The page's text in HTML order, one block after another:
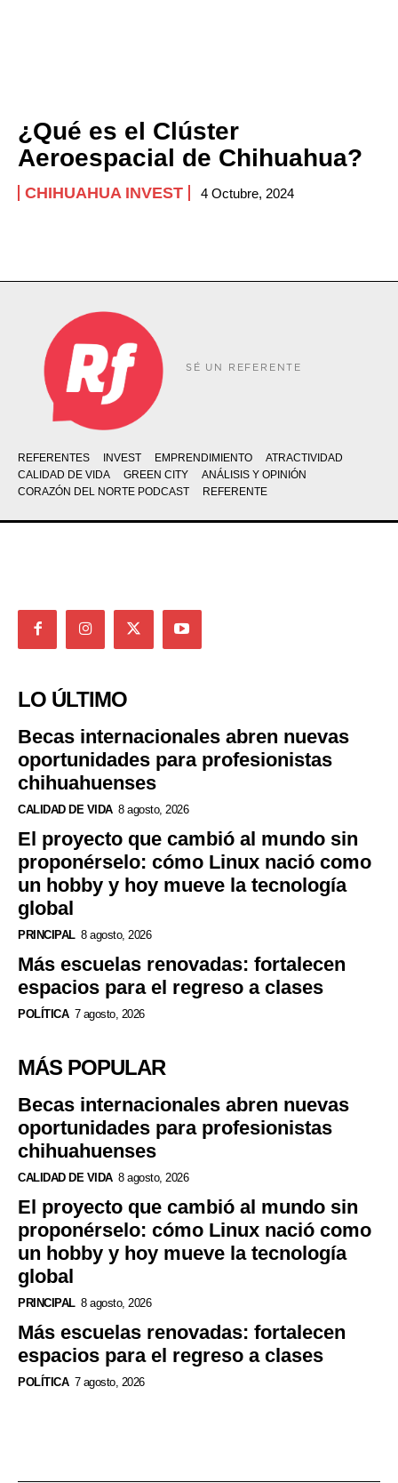
¿Qué es el Clúster
Aeroespacial de Chihuahua?
CHIHUAHUA INVEST 4 Octubre, 2024
SÉ UN REFERENTE
REFERENTES INVEST EMPRENDIMIENTO
ATRACTIVIDAD
CALIDAD DE VIDA
GREEN CITY
ANÁLISIS Y OPINIÓN
CORAZÓN DEL NORTE PODCAST
REFERENTE
LO ÚLTIMO
Becas internacionales abren nuevas
oportunidades para profesionistas
chihuahuenses
CALIDAD DE VIDA 8 agosto, 2026
El proyecto que cambió al mundo sin
proponérselo: cómo Linux nació como
un hobby y hoy mueve la tecnología
global
PRINCIPAL 8 agosto, 2026
Más escuelas renovadas: fortalecen
espacios para el regreso a clases
POLÍTICA 7 agosto, 2026
MÁS POPULAR
Becas internacionales abren nuevas
oportunidades para profesionistas
chihuahuenses
CALIDAD DE VIDA 8 agosto, 2026
El proyecto que cambió al mundo sin
proponérselo: cómo Linux nació como
un hobby y hoy mueve la tecnología
global
PRINCIPAL 8 agosto, 2026
Más escuelas renovadas: fortalecen
espacios para el regreso a clases
POLÍTICA 7 agosto, 2026